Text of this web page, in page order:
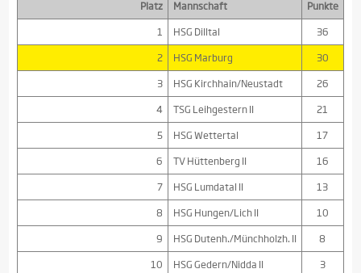
Platz Mannschaft
Punkte
1
HSG Dilltal
36
2
HSG Marburg
30
3
HSG Kirchhain/Neustadt
26
4
TSG Leihgestern II
21
5
HSG Wettertal
17
6
TV Hüttenberg II
16
7
HSG Lumdatal II
13
8
HSG Hungen/Lich II
10
9
HSG Dutenh./Münchholzh. II
8
10
HSG Gedern/Nidda II
3